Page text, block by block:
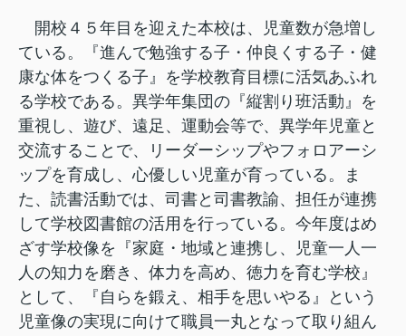
開校４５年目を迎えた本校は、児童数が急増し
ている。『進んで勉強する子・仲良くする子・健
康な体をつくる子』を学校教育目標に活気あふれ
る学校である。異学年集団の『縦割り班活動』を
重視し、遊び、遠足、運動会等で、異学年児童と
交流することで、リーダーシップやフォロアーシ
ップを育成し、心優しい児童が育っている。ま
た、読書活動では、司書と司書教諭、担任が連携
して学校図書館の活用を行っている。今年度はめ
ざす学校像を『家庭・地域と連携し、児童一人一
人の知力を磨き、体力を高め、徳力を育む学校』
として、『自らを鍛え、相手を思いやる』という
児童像の実現に向けて職員一丸となって取り組ん